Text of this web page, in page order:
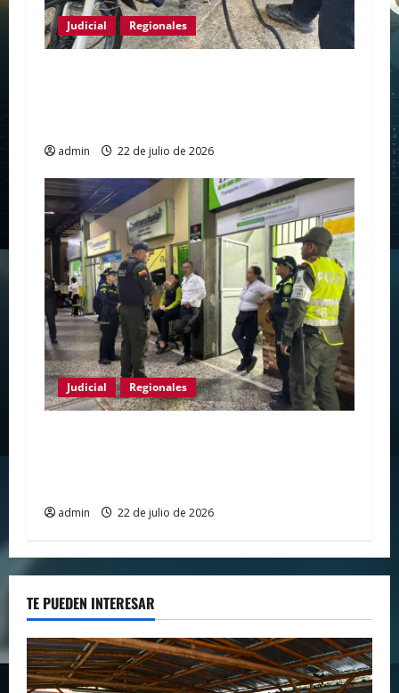
Judicial Regionales
admin 22 de julio de 2026
Judicial Regionales
admin 22 de julio de 2026
TE PUEDEN INTERESAR